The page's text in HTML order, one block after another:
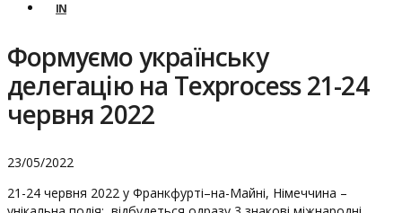
IN
Формуємо українську
делегацію на Texprocess 21-24
червня 2022
23/05/2022
21-24 червня 2022 у Франкфурті–на-Майні, Німеччина –